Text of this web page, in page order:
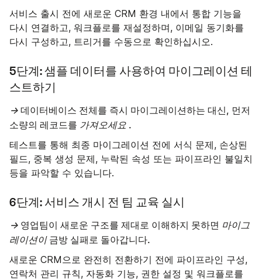
서비스 출시 전에 새로운 CRM 환경 내에서 통합 기능을
다시 연결하고, 워크플로를 재설정하며, 이메일 동기화를
다시 구성하고, 트리거를 수동으로 확인하십시오.
5단계: 샘플 데이터를 사용하여 마이그레이션 테
스트하기
→ 데이터베이스 전체를 즉시 마이그레이션하는 대신, 먼저
소량의 레코드를 가져오세요 .
테스트를 통해 최종 마이그레이션 전에 서식 문제, 손상된
필드, 중복 생성 문제, 누락된 속성 또는 파이프라인 불일치
등을 파악할 수 있습니다.
6단계: 서비스 개시 전 팀 교육 실시
→ 영업팀이 새로운 구조를 제대로 이해하지 못하면 마이그
레이션이 금방 실패로 돌아갑니다.
새로운 CRM으로 완전히 전환하기 전에 파이프라인 구성,
연락처 관리 규칙, 자동화 기능, 권한 설정 및 워크플로를